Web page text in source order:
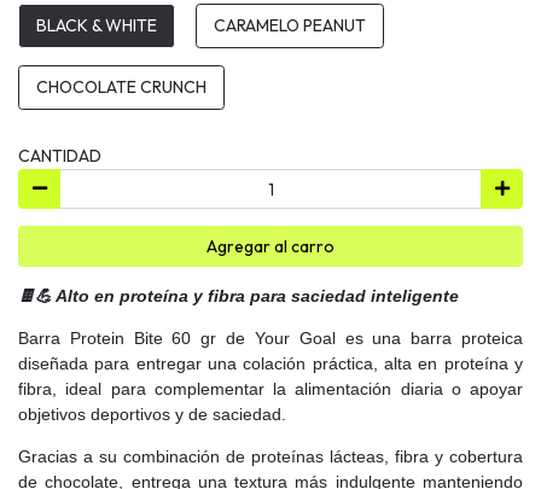
BLACK & WHITE CARAMELO PEANUT
CHOCOLATE CRUNCH
CANTIDAD
Agregar al carro
🍫💪 Alto en proteína y fibra para saciedad inteligente
Barra Protein Bite 60 gr de Your Goal es una barra proteica
diseñada para entregar una colación práctica, alta en proteína y
fibra, ideal para complementar la alimentación diaria o apoyar
objetivos deportivos y de saciedad.
Gracias a su combinación de proteínas lácteas, fibra y cobertura
de chocolate, entrega una textura más indulgente manteniendo